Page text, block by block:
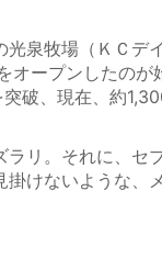
泉牧場（ＫＣデ
オープンしたのが
破、現在、約
リ。それに、セ
けないような、